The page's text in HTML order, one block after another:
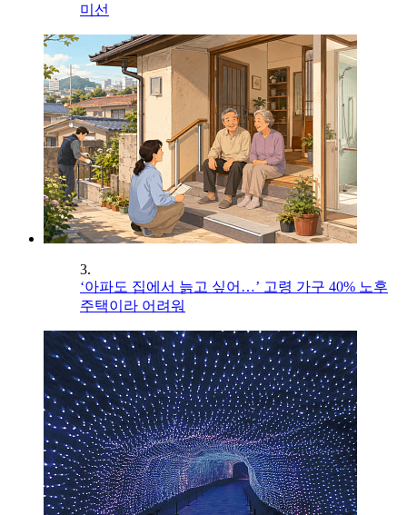
미선
3.
‘아파도 집에서 늙고 싶어…’ 고령 가구 40% 노후
주택이라 어려워